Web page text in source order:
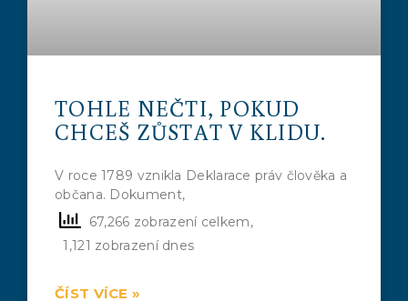
TOHLE NEČTI, POKUD
CHCEŠ ZŮSTAT V KLIDU.
V roce 1789 vznikla Deklarace práv člověka a
občana. Dokument,
67,266 zobrazení celkem,
1,121 zobrazení dnes
ČÍST VÍCE »